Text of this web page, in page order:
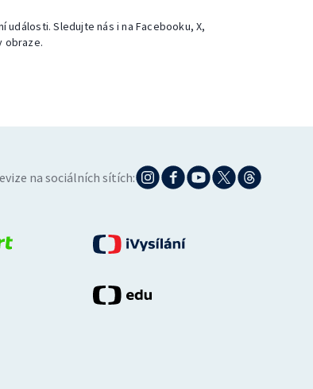
Sledujte nás i na Facebooku, X,
obraze.
na sociálních sítích: